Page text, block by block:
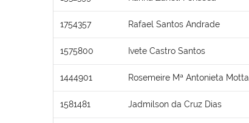
1754357 Rafael Santos Andrade
1575800 Ivete Castro Santos
1444901 Rosemeire Mª Antonieta Motta
1581481 Jadmilson da Cruz Dias